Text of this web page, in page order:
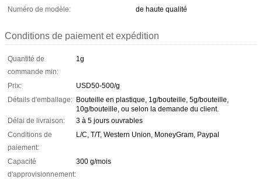
Numéro de modèle:
de haute qualité
Conditions de paiement et expédition
Quantité de
commande min:
1g
Prix:
USD50-500/g
Détails d'emballage: Bouteille en plastique, 1g/bouteille, 5g/bouteille,
10g/bouteille, ou selon la demande du client.
Délai de livraison:
3 à 5 jours ouvrables
Conditions de
paiement:
L/C, T/T, Western Union, MoneyGram, Paypal
Capacité
d'approvisionnement:
300 g/mois